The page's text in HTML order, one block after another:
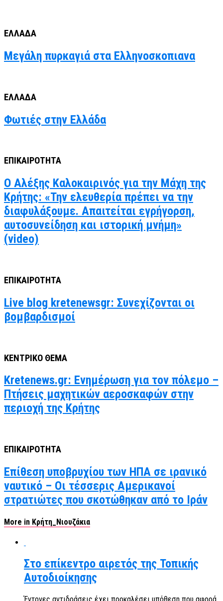
ΕΛΛΑΔΑ
Μεγάλη πυρκαγιά στα Ελληνοσκοπιανα
ΕΛΛΑΔΑ
Φωτιές στην Ελλάδα
ΕΠΙΚΑΙΡΟΤΗΤΑ
Ο Αλέξης Καλοκαιρινός για την Μάχη της
Κρήτης: «Την ελευθερία πρέπει να την
διαφυλάξουμε. Απαιτείται εγρήγορση,
αυτοσυνείδηση και ιστορική μνήμη»
(video)
ΕΠΙΚΑΙΡΟΤΗΤΑ
Live blog kretenewsgr: Συνεχίζονται οι
βομβαρδισμοί
ΚΕΝΤΡΙΚΟ ΘΕΜΑ
Kretenews.gr: Ενημέρωση για τον πόλεμο –
Πτήσεις μαχητικών αεροσκαφών στην
περιοχή της Κρήτης
ΕΠΙΚΑΙΡΟΤΗΤΑ
Επίθεση υποβρυχίου των ΗΠΑ σε ιρανικό
ναυτικό – Οι τέσσερις Αμερικανοί
στρατιώτες που σκοτώθηκαν από το Ιράν
More in Κρήτη_Νιουζάκια
Στο επίκεντρο αιρετός της Τοπικής
Αυτοδιοίκησης